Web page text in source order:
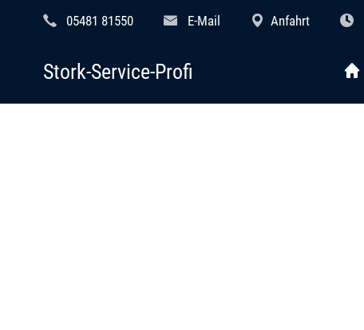
05481 81550 E-Mail Anfahrt
Stork-Service-Profi